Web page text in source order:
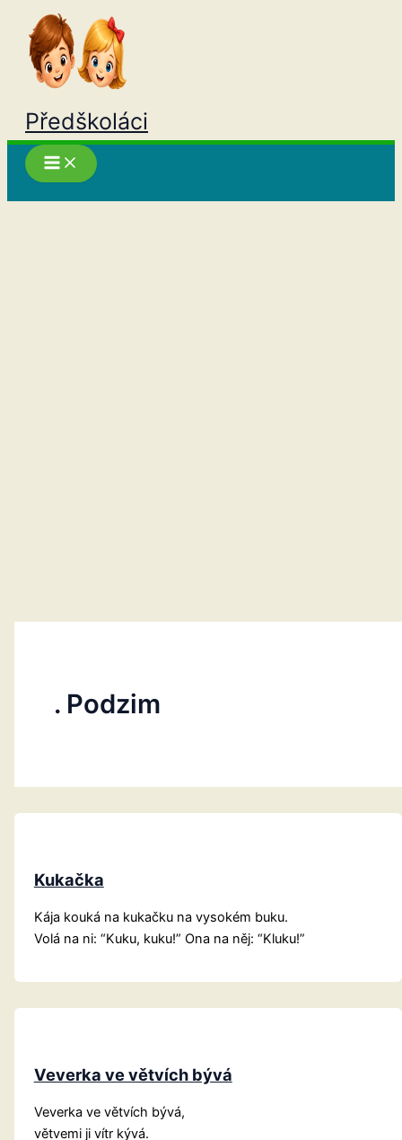
Přeskočit
obsah
Předškoláci
. Podzim
Kukačka
Kája kouká na kukačku na vysokém buku.
Volá na ni: “Kuku, kuku!” Ona na něj: “Kluku!”
Veverka ve větvích bývá
Veverka ve větvích bývá,
větvemi ji vítr kývá.